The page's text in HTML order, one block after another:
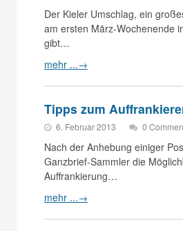
Der Kieler Umschlag, ein
am ersten März-Wochenende
gibt…
mehr ...→
Tipps zum
6. Februar 2013 0
Nach der Anhebung einiger
Ganzbrief-Sammler die
Auffrankierung…
mehr ...→